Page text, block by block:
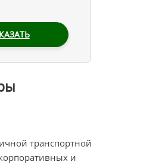
транспортной
и